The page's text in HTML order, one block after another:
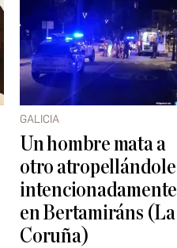
GALICIA
Un hombre mata a
otro atropellándole
intencionadamente
en Bertamiráns (La
Coruña)